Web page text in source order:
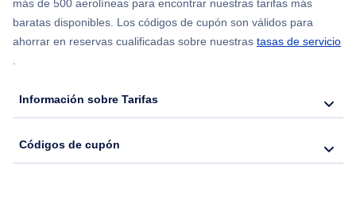
más de 500 aerolíneas para encontrar nuestras tarifas más
baratas disponibles. Los códigos de cupón son válidos para
ahorrar en reservas cualificadas sobre nuestras tasas de servicio
.
Información sobre Tarifas
Códigos de cupón